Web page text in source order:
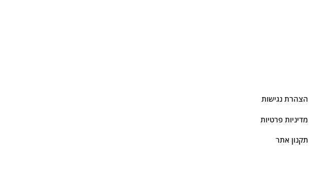
הצהרת נגישות
מדיניות פרטיות
תקנון אתר